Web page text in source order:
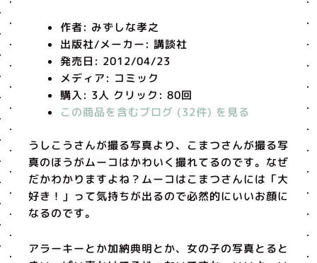
作者: みずしな孝之
出版社/メーカー: 講談社
発売日: 2012/04/23
メディア: コミック
購入: 3人 クリック : 80回
この商品を含むブログ (32件) を見る
うしこうさんが撮る写真より、こまつさんが撮る写
真のほうがムーコはかわいく撮れてるのです。なぜ
だかわかりますよね？ムーコはこまつさんには「大
好き！」って気持ちが出るので必然的にいいお顔に
なるのです。
アラーキーとか加納典明とか、女の子の写真とると